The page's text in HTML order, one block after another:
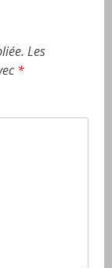
Les
*